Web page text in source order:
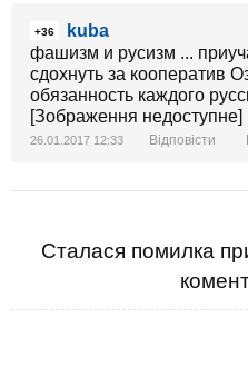
+36
kuba
фашизм и русизм ...
сдохнуть за кооператив
обязанность каждого
[Зображення недоступне]
26.01.2017 12:33 Відповісти
Сталася помилка